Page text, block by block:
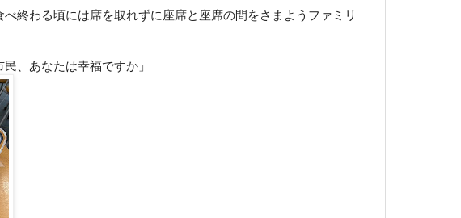
終わる頃には席を取れずに座席と座席の間をさまようファミリ
、あなたは幸福ですか」